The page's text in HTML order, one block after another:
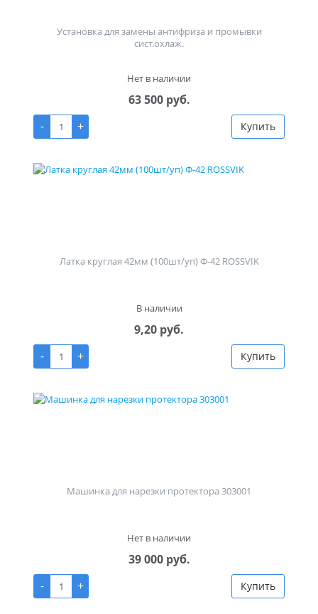
Установка для замены антифриза и промывки
сист.охлаж.
Нет в наличии
63 500 руб.
-
+ Купить
Латка круглая 42мм (100шт/уп) Ф-42 ROSSVIK
В наличии
9,20 руб.
-
+ Купить
Машинка для нарезки протектора 303001
Нет в наличии
39 000 руб.
-
+ Купить